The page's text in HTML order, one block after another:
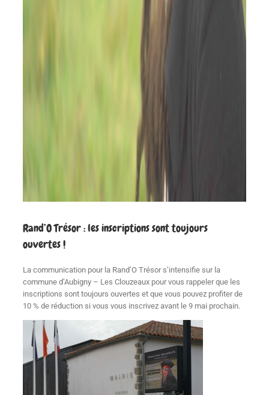
Rand’O Trésor : les inscriptions sont toujours
ouvertes !
La communication pour la Rand’O Trésor s’intensifie sur la
commune d’Aubigny – Les Clouzeaux pour vous rappeler que les
inscriptions sont toujours ouvertes et que vous pouvez profiter de
10 % de réduction si vous vous inscrivez avant le 9 mai prochain.